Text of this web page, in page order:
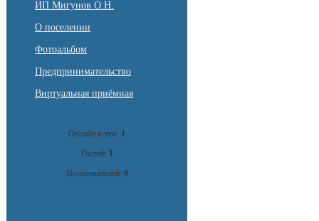
ИП Мигунов О.Н.
О поселении
Фотоальбом
Предпринимательство
Виртуальная приёмная
Онлайн всего: 1
Гостей: 1
Пользователей: 0